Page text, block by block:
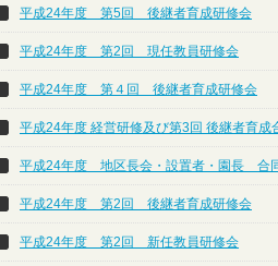
平成24年度 第5回 後継者育成研修会
平成24年度 第2回 現任教員研修会
平成24年度 第４回 後継者育成研修会
平成24年度 経営研修及び第3回 後継者育成
平成24年度 地区長会・設置者・園長 合
平成24年度 第2回 後継者育成研修会
平成24年度 第2回 新任教員研修会